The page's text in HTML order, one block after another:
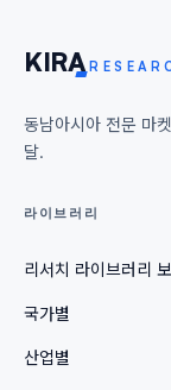
KIRA
동남아시아 전문 마
달.
라이브러리
리서치 라이브러리
국가별
산업별